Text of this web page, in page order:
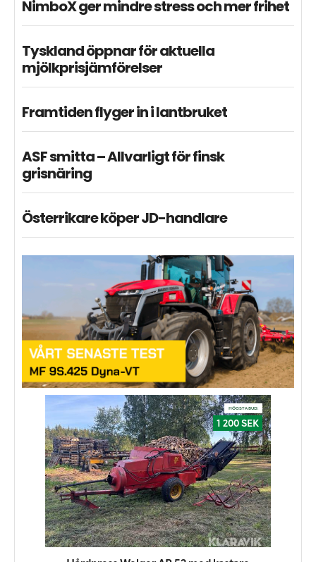
NimboX ger mindre stress och mer frihet
Tyskland öppnar för aktuella
mjölkprisjämförelser
Framtiden flyger in i lantbruket
ASF smitta – Allvarligt för finsk
grisnäring
Österrikare köper JD-handlare